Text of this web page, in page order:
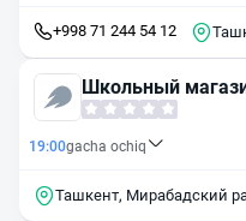
+998 71 244 54 12
Школьный
19:00gacha ochiq
Ташкент, Мирабадский